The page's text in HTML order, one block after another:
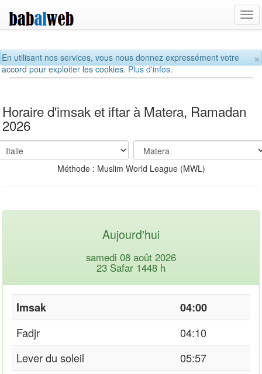
×
En utilisant nos services, vous nous donnez expressément votre
accord pour exploiter les cookies.Plus d'infos.
Horaire d'imsak et iftar à Matera, Ramadan
2026
Méthode : Muslim World League (MWL)
Aujourd'hui
samedi 08 août 2026
23 Safar 1448 h
Imsak
04:00
Fadjr
04:10
Lever du soleil
05:57